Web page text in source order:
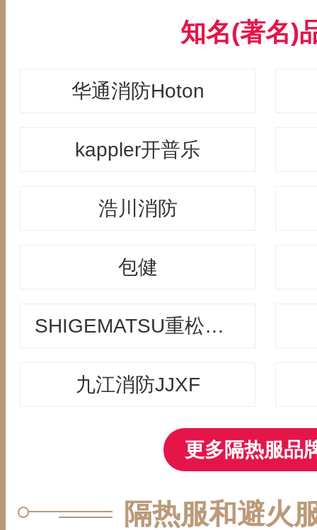
知名(著名)
华通消防Hoton
kappler开普乐
浩川消防
包健
SHIGEMATSU重松制作所
九江消防JJXF
更多隔热服品
隔热服和避火